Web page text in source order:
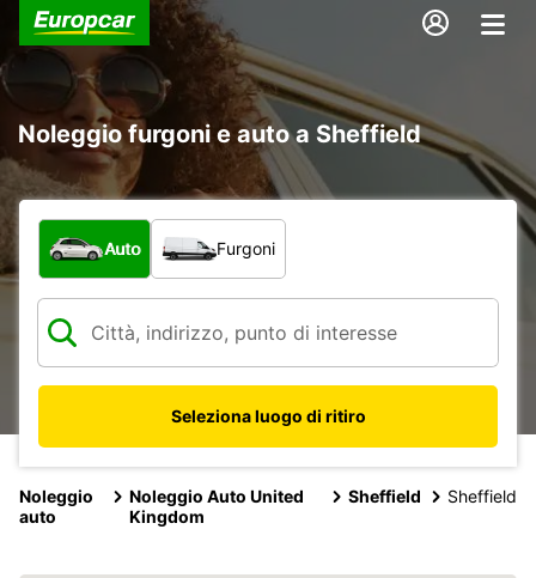
Noleggio furgoni e auto a Sheffield
Scegli la tipologia di veicolo:
Auto Furgoni
Seleziona luogo di ritiro
Noleggio
auto
Noleggio Auto United
Kingdom
Sheffield Sheffield